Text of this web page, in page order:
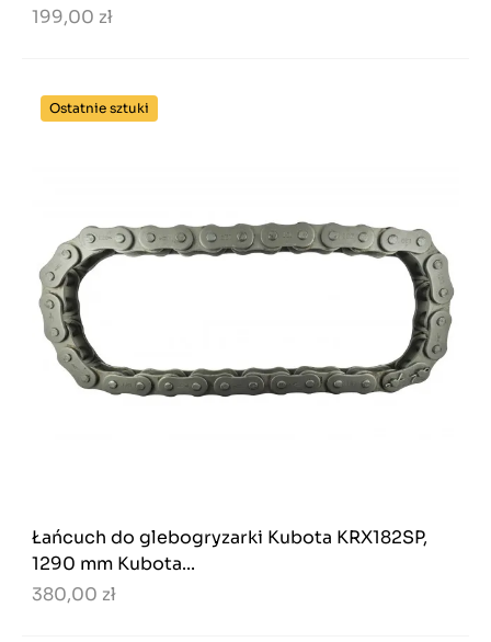
199,00 zł
Ostatnie sztuki
Łańcuch do glebogryzarki Kubota KRX182SP,
1290 mm Kubota...
380,00 zł